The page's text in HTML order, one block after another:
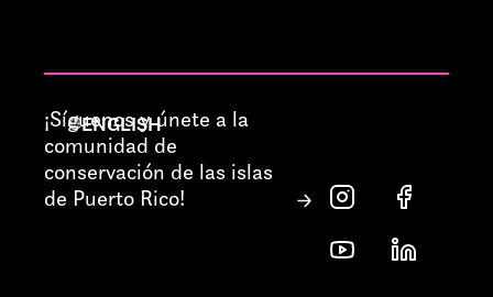
ENGLISH
¡Síguenos y únete a la
comunidad de
conservación de las islas
de Puerto Rico!